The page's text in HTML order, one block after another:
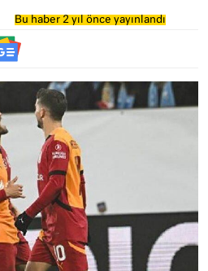
Bu haber 2 yıl önce yayınlandı